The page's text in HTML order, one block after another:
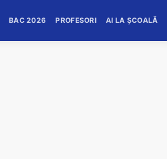
BAC 2026 PROFESORI AI LA ȘCOALĂ